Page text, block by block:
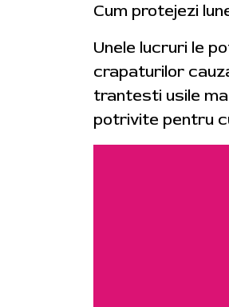
Cum protejezi
Unele lucruri le
crapaturilor
trantesti usile
potrivite pentru